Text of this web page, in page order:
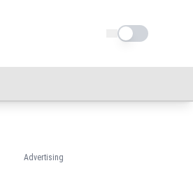
Schimba tema
Advertising